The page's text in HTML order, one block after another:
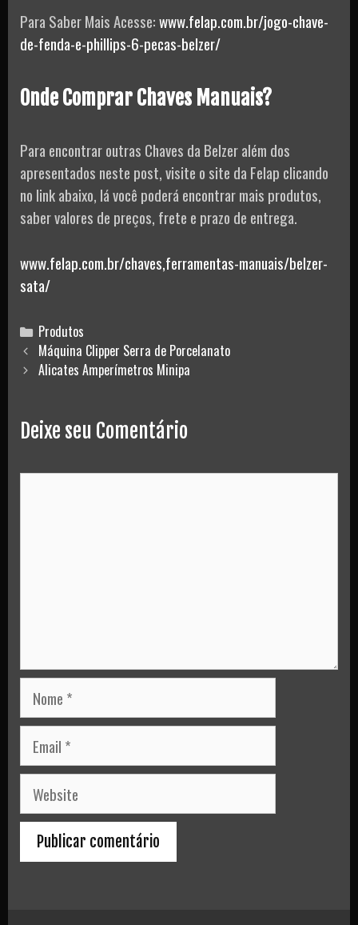
Para Saber Mais Acesse:www.felap.com.br/jogo-chave-
de-fenda-e-phillips-6-pecas-belzer/
Onde Comprar Chaves Manuais?
Para encontrar outras Chaves da Belzer além dos
apresentados neste post, visite o site da Felap clicando
no link abaixo, lá você poderá encontrar mais produtos,
saber valores de preços, frete e prazo de entrega.
www.felap.com.br/chaves,ferramentas-manuais/belzer-
sata/
Categories
Produtos
Post
navigation
Máquina Clipper Serra de Porcelanato
Alicates Amperímetros Minipa
Deixe seu Comentário
Nome
Email
Website